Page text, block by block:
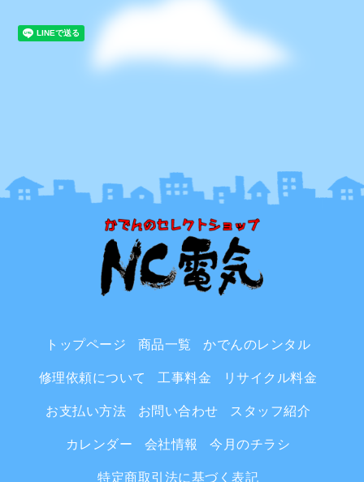
トップページ 商品一覧 かでんのレンタル
修理依頼について 工事料金 リサイクル料金
お支払い方法 お問い合わせ スタッフ紹介
カレンダー 会社情報 今月のチラシ
特定商取引法に基づく表記